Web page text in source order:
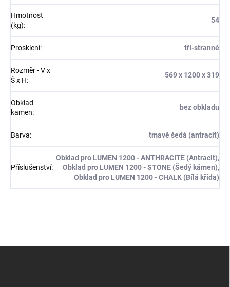
Hmotnost
(kg):
54
Prosklení: tří-stranné
Rozměr - V x
Š x H:
569 x 1200 x 319
Obklad
kamen:
bez obkladu
Barva: tmavě šedá (antracit)
Příslušenství:
Obklad pro LUMEN 1200 - ANTHRACITE (Antracit),
Obklad pro LUMEN 1200 - STONE (Šedý kámen),
Obklad pro LUMEN 1200 - CHALK (Bílá křída)